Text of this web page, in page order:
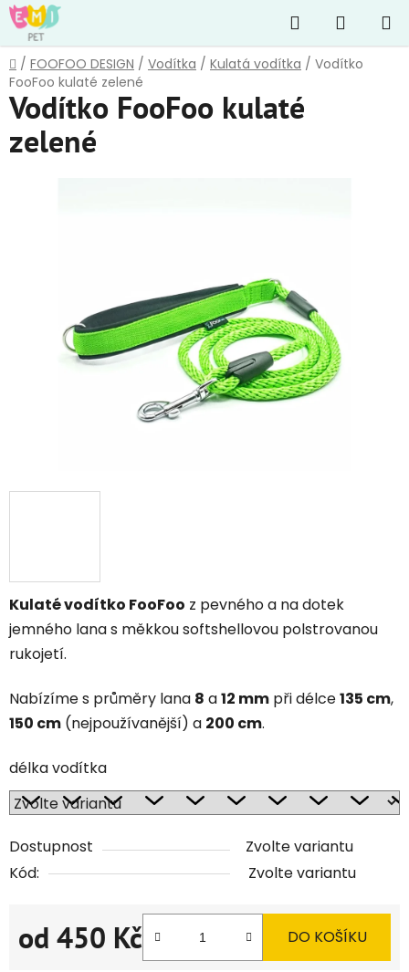
Přejít
na
obsah
Hledat
KOŠÍK
Domů
/ FOOFOO DESIGN / Vodítka / Kulatá vodítka / Vodítko
FooFoo kulaté zelené
Kulaté vodítko FooFoo z pevného a na dotek
jemného lana s měkkou softshellovou polstrovanou
rukojetí.
Nabízíme s průměry lana 8 a12 mm při délce135 cm,
150 cm (nejpoužívanější) a 200 cm.
délka vodítka
Dostupnost
Zvolte variantu
Kód:
Zvolte variantu
od 450 Kč DO KOŠÍKU
Vodítko FooFoo kulaté
zelené